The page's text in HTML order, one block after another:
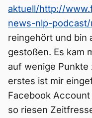
aktuell/http://
news-nlp-
reingehört und bin
gestoßen. Es kam
auf wenige Punkte
erstes ist mir
Facebook Account
so riesen